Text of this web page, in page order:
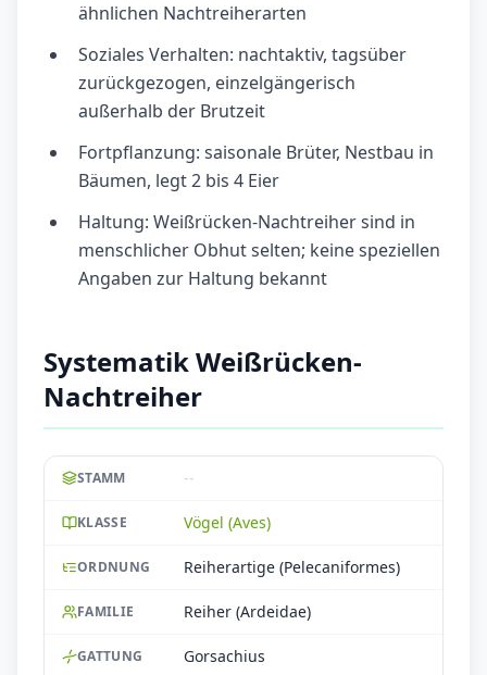
ähnlichen Nachtreiherarten
Soziales Verhalten: nachtaktiv, tagsüber
zurückgezogen, einzelgängerisch
außerhalb der Brutzeit
Fortpflanzung: saisonale Brüter, Nestbau in
Bäumen, legt 2 bis 4 Eier
Haltung: Weißrücken-Nachtreiher sind in
menschlicher Obhut selten; keine speziellen
Angaben zur Haltung bekannt
Systematik Weißrücken-
Nachtreiher
STAMM --
KLASSE Vögel (Aves)
ORDNUNG Reiherartige (Pelecaniformes)
FAMILIE Reiher (Ardeidae)
GATTUNG Gorsachius